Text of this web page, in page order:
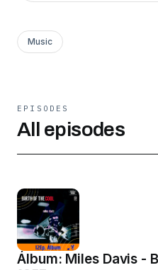
Music
EPISODES
All episodes
Álbum: Miles Davis -